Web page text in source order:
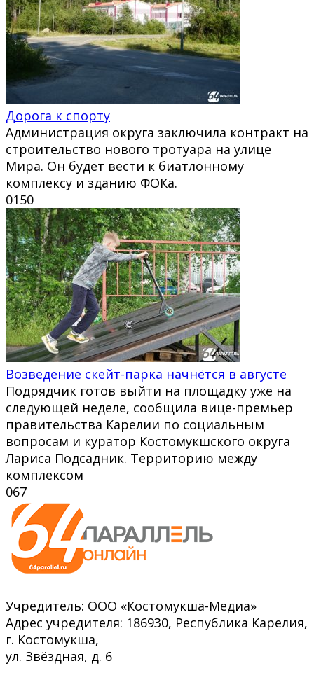
Дорога к спорту
Администрация округа заключила контракт на
строительство нового тротуара на улице
Мира. Он будет вести к биатлонному
комплексу и зданию ФОКа.
0150
Возведение скейт-парка начнётся в августе
Подрядчик готов выйти на площадку уже на
следующей неделе, сообщила вице-премьер
правительства Карелии по социальным
вопросам и куратор Костомукшского округа
Лариса Подсадник. Территорию между
комплексом
067
Учредитель: ООО «Костомукша-Медиа»
Адрес учредителя: 186930, Республика Карелия,
г. Костомукша,
ул. Звёздная, д. 6